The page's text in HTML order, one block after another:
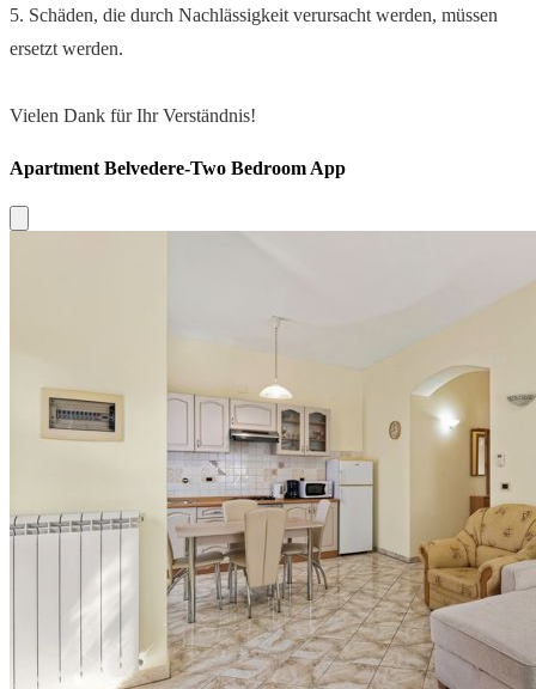
5. Schäden, die durch Nachlässigkeit verursacht werden, müssen
ersetzt werden.
Vielen Dank für Ihr Verständnis!
Apartment Belvedere-Two Bedroom App
Close modal